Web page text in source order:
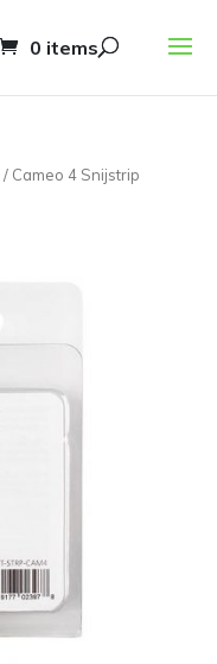
0 items
/ Cameo 4 Snijstrip